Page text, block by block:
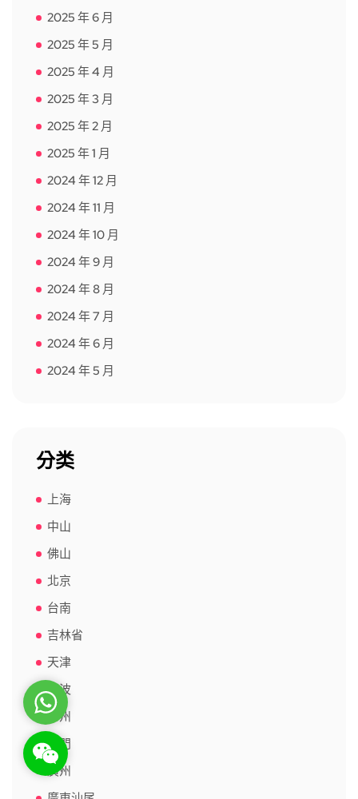
2025 年 6 月
2025 年 5 月
2025 年 4 月
2025 年 3 月
2025 年 2 月
2025 年 1 月
2024 年 12 月
2024 年 11 月
2024 年 10 月
2024 年 9 月
2024 年 8 月
2024 年 7 月
2024 年 6 月
2024 年 5 月
分类
上海
中山
佛山
北京
台南
吉林省
天津
寧波
常州
廈門
廣州
WhatsApp
WeChat: rsgt819